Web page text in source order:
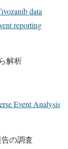
data
reporting
解析
Event Analysis
の調査